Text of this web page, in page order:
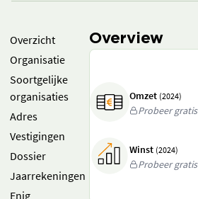
Overzicht
Organisatie
Soortgelijke
organisaties
Adres
Vestigingen
Dossier
Jaarrekeningen
Enig
Overview
Omzet (2024)
Probeer gratis
Winst (2024)
Probeer gratis